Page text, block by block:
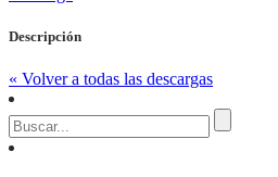
Descripción
« Volver a todas las descargas